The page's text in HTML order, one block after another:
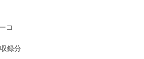
コ
録分